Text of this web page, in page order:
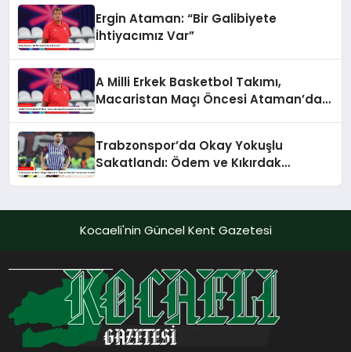
Ergin Ataman: “Bir Galibiyete
İhtiyacımız Var”
A Milli Erkek Basketbol Takımı,
Macaristan Maçı Öncesi Ataman’dan
Trabzonspor’da Okay Yokuşlu
Sakatlandı: Ödem ve Kıkırdak
Kocaeli'nin Güncel Kent Gazetesi